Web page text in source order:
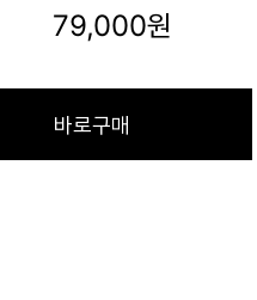
79,000원
바로구매